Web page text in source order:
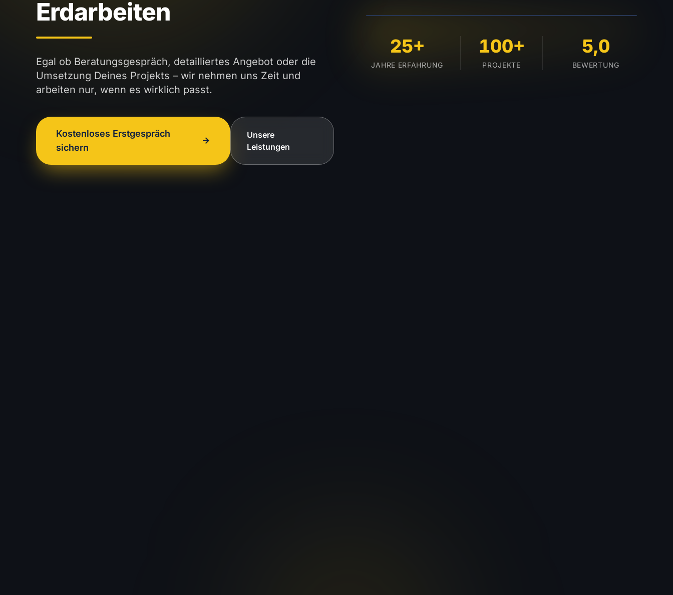
Erdarbeiten
Egal ob Beratungsgespräch, detailliertes Angebot oder die
Umsetzung Deines Projekts – wir nehmen uns Zeit und
arbeiten nur, wenn es wirklich passt.
Kostenloses Erstgespräch
sichern
arrow_forward
Unsere
Leistungen
25+
JAHRE ERFAHRUNG
100+
PROJEKTE
5,0
BEWERTUNG